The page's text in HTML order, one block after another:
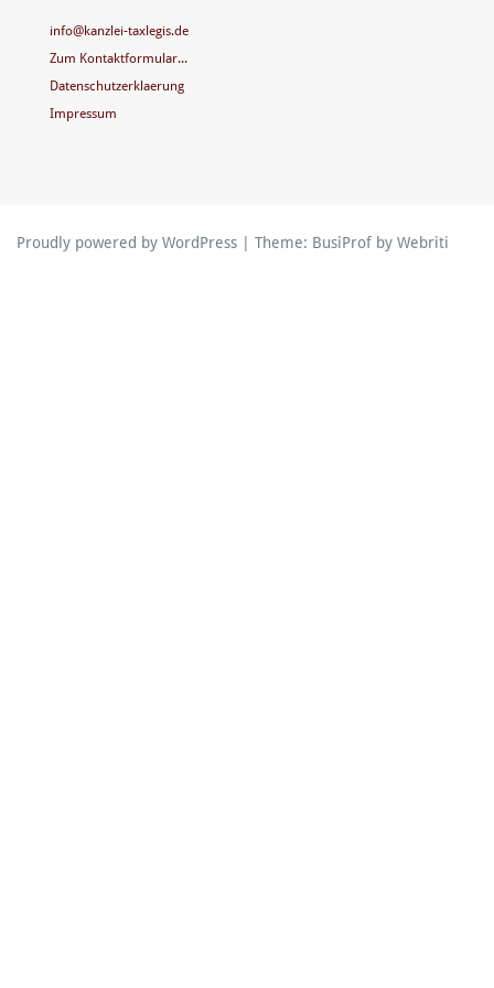
info@kanzlei-taxlegis.de
Zum Kontaktformular...
Datenschutzerklaerung
Impressum
Proudly powered by WordPress | Theme: BusiProf by Webriti